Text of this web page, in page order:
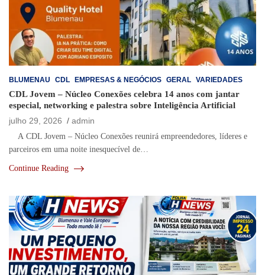
BLUMENAU CDL EMPRESAS & NEGÓCIOS GERAL VARIEDADES
CDL Jovem – Núcleo Conexões celebra 14 anos com jantar
especial, networking e palestra sobre Inteligência Artificial
julho 29, 2026
admin
A CDL Jovem – Núcleo Conexões reunirá empreendedores, líderes e
parceiros em uma noite inesquecível de…
Continue Reading